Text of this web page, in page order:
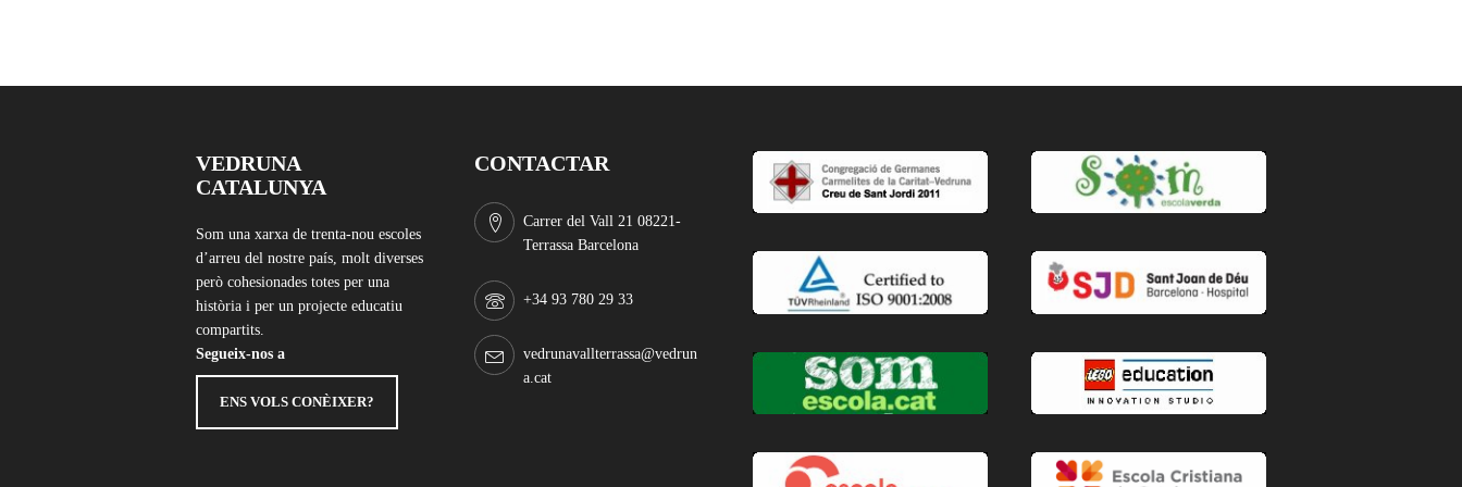
VEDRUNA
CATALUNYA
Som una xarxa de trenta-nou escoles
d’arreu del nostre país, molt diverses
però cohesionades totes per una
història i per un projecte educatiu
compartits.
Segueix-nos a
ENS VOLS CONÈIXER?
CONTACTAR
Carrer del Vall 21 08221-
Terrassa Barcelona
+34 93 780 29 33
vedrunavallterrassa@vedrun
a.cat